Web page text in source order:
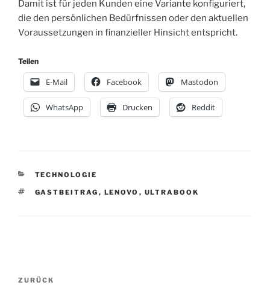
Damit ist für jeden Kunden eine Variante konfiguriert,
die den persönlichen Bedürfnissen oder den aktuellen
Voraussetzungen in finanzieller Hinsicht entspricht.
Teilen
E-Mail Facebook Mastodon
WhatsApp Drucken Reddit
KATEGORIEN
TECHNOLOGIE
SCHLAGWÖRTER
GASTBEITRAG , LENOVO , ULTRABOOK
Beitragsnavigation
Vorheriger
ZURÜCK